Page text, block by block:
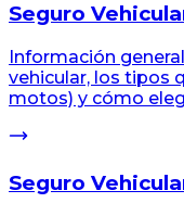
Seguro
Información
vehicular, los tipos
motos) y cómo
Seguro